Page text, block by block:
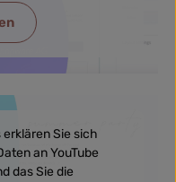
Sie sich
an YouTube
das Sie die